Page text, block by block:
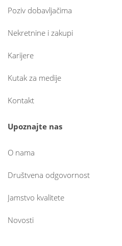
Poziv dobavljačima
Nekretnine i zakupi
Karijere
Kutak za medije
Kontakt
Upoznajte nas
O nama
Društvena odgovornost
Jamstvo kvalitete
Novosti